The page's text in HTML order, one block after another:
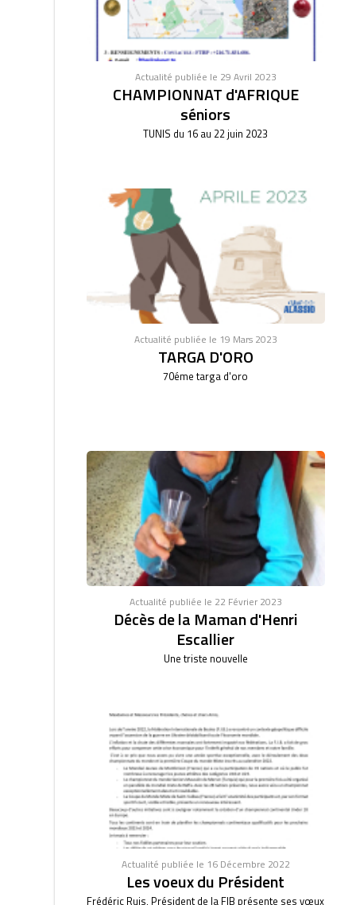
Actualité publiée le 29 Avril 2023
CHAMPIONNAT d'AFRIQUE
séniors
TUNIS du 16 au 22 juin 2023
Actualité publiée le 19 Mars 2023
TARGA D'ORO
70éme targa d'oro
Actualité publiée le 22 Février 2023
Décès de la Maman d'Henri
Escallier
Une triste nouvelle
Actualité publiée le 16 Décembre 2022
Les voeux du Président
Frédéric Ruis, Président de la FIB présente ses vœux